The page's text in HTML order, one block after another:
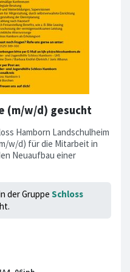
(m/w/d) gesucht
Hamborn Landschulheim
w/d) für die Mitarbeit in
Neuaufbau einer
der Gruppe Schloss